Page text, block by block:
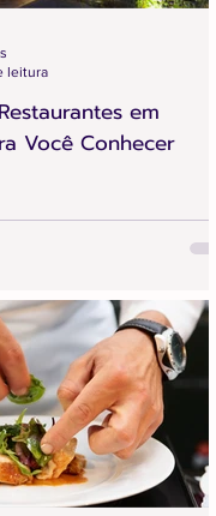
em
Você Conhecer
leitura